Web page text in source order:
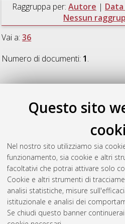
Questo sito
Nel nostro sito utilizziamo sia
funzionamento, sia cookie e altri
facoltativi che potrai attivare solo
Cookie e altri strumenti di
analisi statistiche, misure
istituzionale e analisi dei
Se chiudi questo banner
Raggruppa per: Autore |
Nessun
Vai a:36
Numero di documenti: 1.
36
Caselli, Marco(2024)Versatile
experimental investigation into
,
Studiorum Università di Bologna.
Meccanica e scienze avanzate
10.48676/unibo/amsdottorato/
Questa lista e' stata generata ilFri